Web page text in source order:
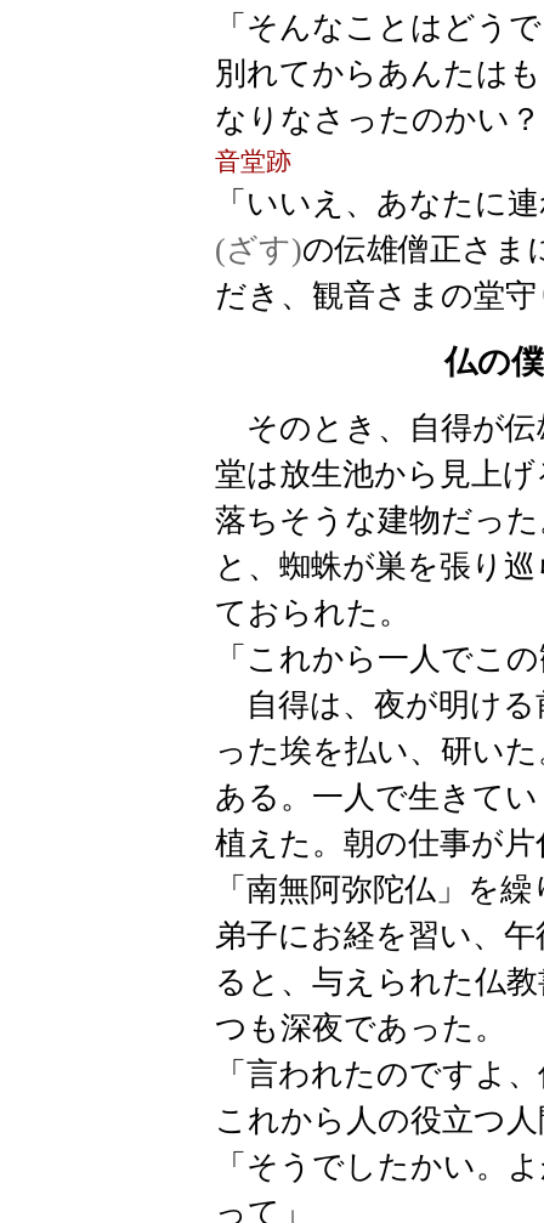
「そんなことはどう
別れてからあんたは
なりなさったのかい
音堂跡
「いいえ、あなたに
(ざす)の伝雄僧正さま
だき、観音さまの堂
仏の
そのとき、自得が伝
堂は放生池から見上
落ちそうな建物だっ
と、蜘蛛が巣を張り
ておられた。
「これから一人でこ
自得は、夜が明け
った埃を払い、研い
ある。一人で生きて
植えた。朝の仕事が
「南無阿弥陀仏」を
弟子にお経を習い、
ると、与えられた仏
つも深夜であった。
「言われたのですよ
これから人の役立つ
「そうでしたかい。
って」